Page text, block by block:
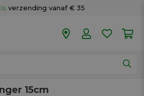
verzending vanaf € 35
50 winkels
15cm